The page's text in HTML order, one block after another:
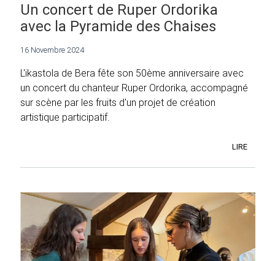
Un concert de Ruper Ordorika
avec la Pyramide des Chaises
16 Novembre 2024
L'ikastola de Bera fête son 50ème anniversaire avec
un concert du chanteur Ruper Ordorika, accompagné
sur scène par les fruits d'un projet de création
artistique participatif.
LIRE